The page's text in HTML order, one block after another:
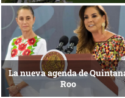
Reconocimiento de viajeros